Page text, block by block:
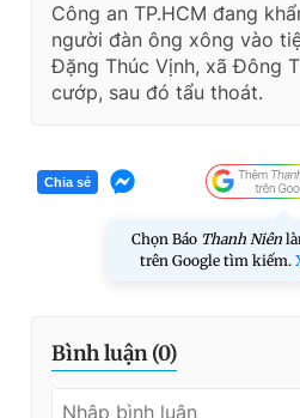
Công an TP.HCM đang
người đàn ông xông vào
Đặng Thúc Vịnh, xã Đông
cướp, sau đó tẩu thoát.
Chia sẻ
Chọn Báo Thanh Niên
trên Google tìm kiếm.
Bình luận (0)